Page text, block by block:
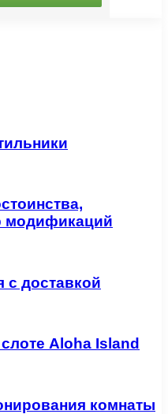
модификаций
с доставкой
Aloha Island
комнаты